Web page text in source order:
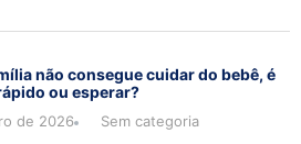
não consegue cuidar do bebê, é
ou esperar?
de 2026 Sem categoria